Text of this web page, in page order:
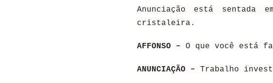
Anunciação está sentada
cristaleira.
AFFONSO – O que você está
ANUNCIAÇÃO – Trabalho